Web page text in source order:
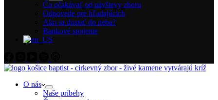
Čo očakávať od návštevy zboru
Odpovede pre hľadajúcich
Ako sa dostať do neba?
Bankové spojenie
O nás
Naše príbehy